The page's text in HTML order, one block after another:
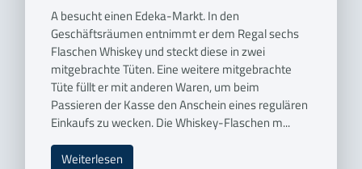
A besucht einen Edeka-Markt. In den
Geschäftsräumen entnimmt er dem Regal sechs
Flaschen Whiskey und steckt diese in zwei
mitgebrachte Tüten. Eine weitere mitgebrachte
Tüte füllt er mit anderen Waren, um beim
Passieren der Kasse den Anschein eines regulären
Einkaufs zu wecken. Die Whiskey-Flaschen m...
Weiterlesen